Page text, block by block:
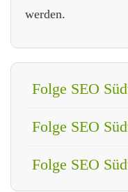
werden.
Folge SEO
Folge SEO
Folge SEO